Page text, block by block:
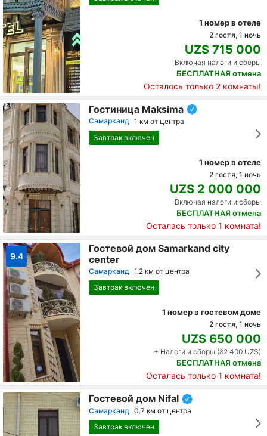
1 номер в отеле
2 гостя, 1 ночь
UZS 715 000
Включая налоги и сборы
БЕСПЛАТНАЯ отмена
Осталось только 2 комнаты!
Гостиница Maksima
Самарканд 1 км от центра
Завтрак включен
1 номер в отеле
2 гостя, 1 ночь
UZS 2 000 000
Включая налоги и сборы
БЕСПЛАТНАЯ отмена
Осталась только 1 комната!
9.4
Гостевой дом Samarkand city
center
Самарканд 1.2 км от центра
Завтрак включен
1 номер в гостевом доме
2 гостя, 1 ночь
UZS 650 000
+ Налоги и сборы (82 400 UZS)
БЕСПЛАТНАЯ отмена
Осталась только 1 комната!
Гостевой дом Nifal
Самарканд 0.7 км от центра
Завтрак включен